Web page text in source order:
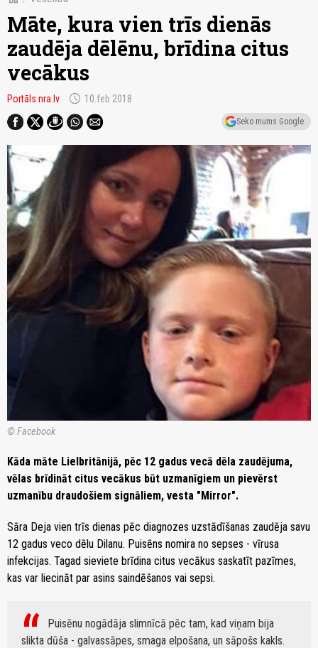
Māte, kura vien trīs dienās
zaudēja dēlēnu, brīdina citus
vecākus
Portāls nra.lv schedule 10.feb 2018
Seko mums Google
© Facebook
Kāda māte Lielbritānijā, pēc 12 gadus vecā dēla zaudējuma,
vēlas brīdināt citus vecākus būt uzmanīgiem un pievērst
uzmanību draudošiem signāliem, vesta "Mirror".
Sāra Deja vien trīs dienas pēc diagnozes uzstādīšanas zaudēja savu
12 gadus veco dēlu Dilanu. Puisēns nomira no sepses - vīrusa
infekcijas. Tagad sieviete brīdina citus vecākus saskatīt pazīmes,
kas var liecināt par asins saindēšanos vai sepsi.
Puisēnu nogādāja slimnīcā pēc tam, kad viņam bija
slikta dūša - galvassāpes, smaga elpošana, un sāpošs kakls.